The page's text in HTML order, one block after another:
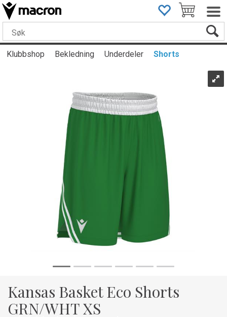
Klubbshop Bekledning Underdeler Shorts
Kansas Basket Eco Shorts
GRN/WHT XS